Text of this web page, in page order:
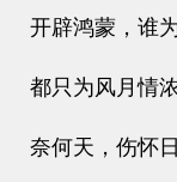
开辟鸿蒙，谁
都只为风月情浓
奈何天，伤怀日